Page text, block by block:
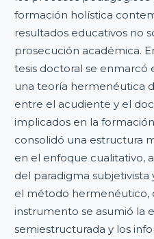
formación holística
resultados educativos no
prosecución académica.
tesis doctoral se enmarcó
una teoría hermenéutica
entre el acudiente y el
implicados en la
consolidó una estructura
en el enfoque cualitativo,
del paradigma subjetivista
el método hermenéutico,
instrumento se asumió la
semiestructurada y los